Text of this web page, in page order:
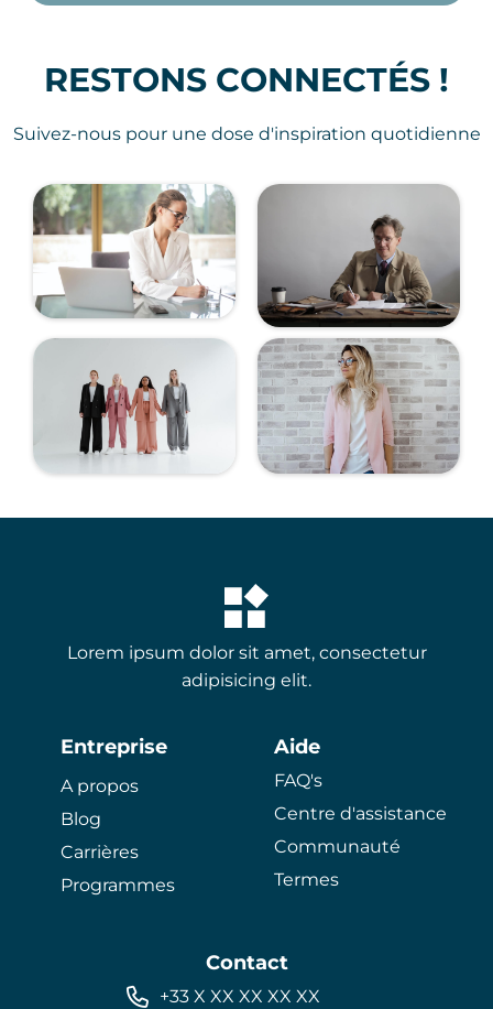
RESTONS CONNECTÉS !
Suivez-nous pour une dose d'inspiration quotidienne
Lorem ipsum dolor sit amet, consectetur
adipisicing elit.
Entreprise
A propos
Blog
Carrières
Programmes
Aide
FAQ's
Centre d'assistance
Communauté
Termes
Contact
+33 X XX XX XX XX